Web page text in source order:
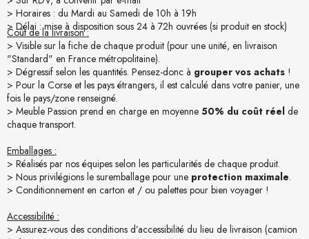
> Horaires : du Mardi au Samedi de 10h à 19h
> Délai : mise à disposition sous 24 à 72h ouvrées (si produit en stock)
Coût de la livraison :
> Visible sur la fiche de chaque produit (pour une unité, en livraison
"Standard" en France métropolitaine).
> Dégressif selon les quantités. Pensez-donc à grouper vos achats !
> Pour la Corse et les pays étrangers, il est calculé dans votre panier, une
fois le pays/zone renseigné.
> Meuble Passion prend en charge en moyenne 50% du coût réel de
chaque transport.
Emballages :
> Réalisés par nos équipes selon les particularités de chaque produit.
> Nous privilégions le suremballage pour une protection maximale.
> Conditionnement en carton et / ou palettes pour bien voyager !
Accessibilité :
> Assurez-vous des conditions d’accessibilité du lieu de livraison (camion